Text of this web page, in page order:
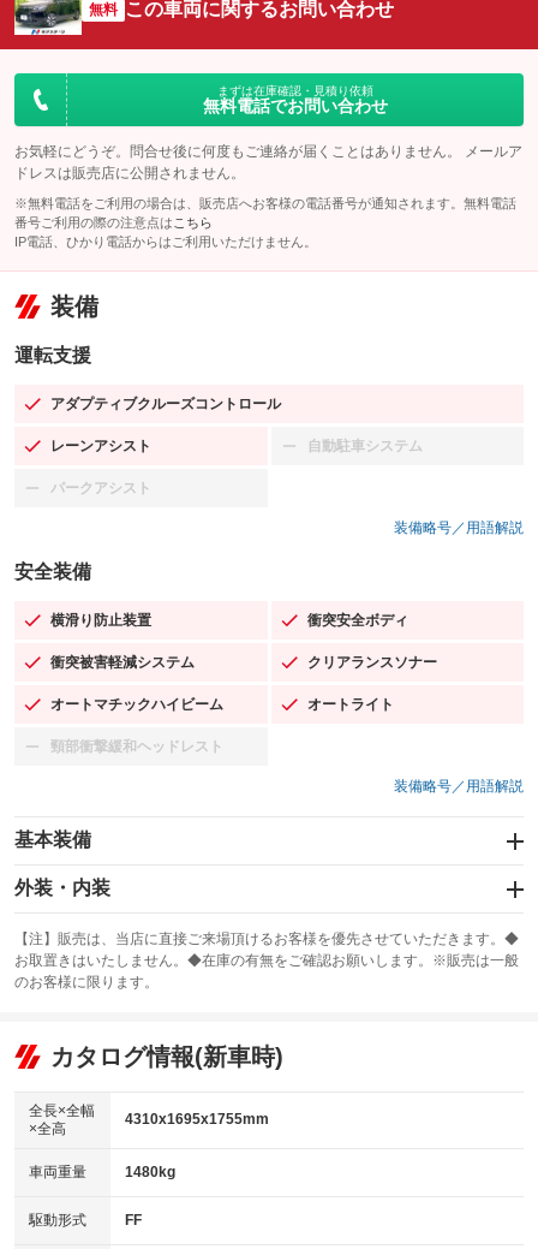
無料 この車両に関するお問い合わせ
まずは在庫確認・見積り依頼
無料電話でお問い合わせ
お気軽にどうぞ。問合せ後に何度もご連絡が届くことはありません。 メールア
ドレスは販売店に公開されません。
※無料電話をご利用の場合は、販売店へお客様の電話番号が通知されます。無料電話
番号ご利用の際の注意点は こちら
IP電話、ひかり電話からはご利用いただけません。
装備
運転支援
アダプティブクルーズコントロール
：装備あり
レーンアシスト
：装備あり 自動駐車システム
：装備なし
パークアシスト
：装備なし
装備略号／用語解説
安全装備
横滑り防止装置
：装備あり 衝突安全ボディ
：装備あり
衝突被害軽減システム
：装備あり クリアランスソナー
：装備あり
オートマチックハイビーム
：装備あり オートライト
：装備あり
頸部衝撃緩和ヘッドレスト
：装備なし
装備略号／用語解説
基本装備
エアバッグ：運転席/助手席/サイド
：装備あり
：装備あり
サンルーフ
：装備なし ABS
リフトアップ
：装備なし
：装備なし
パワーウィンドウ
アイドリングストップ
：装備なし
USB入力端子
：装備あり
外装・内装
カーナビ：メモリーナビ他
：装備あり
TV：フルセグ
：装備あり
ビジュアル
：装備なし
：装備あり
革シート
キーレス
HID(キセノンライト)
：装備なし
【注】販売は、当店に直接ご来場頂けるお客様を優先させていただきます。◆
お取置きはいたしません。◆在庫の有無をご確認お願いします。※販売は一般
のお客様に限ります。
カタログ情報(新車時)
全長×全幅
×全高
4310x1695x1755mm
車両重量 1480kg
駆動形式 FF